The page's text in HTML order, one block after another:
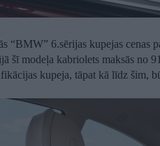
“BMW” 6.sērijas kupejas cenas
šī modeļa kabriolets maksās no
kupeja, tāpat kā līdz šim,